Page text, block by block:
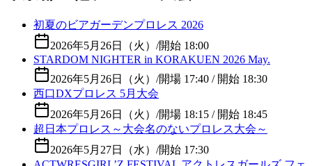
初夏のビアガーデンプロレス 2026
2026年5月26日（火） /開始 18:00
STARDOM NIGHTER in KORAKUEN 2026 May.
2026年5月26日（火） /開場 17:40 / 開始 18:30
西口DXプロレス 5月大会
2026年5月26日（火） /開場 18:15 / 開始 18:45
超日本プロレス～大会名のないプロレス大会～
2026年5月27日（水） /開始 17:30